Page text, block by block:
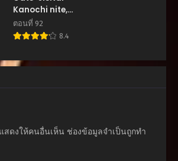
Kanochi nite,
Kaku
Tatakaeri
ตอนที่ 92
8.4
สดงให้คนอื่นเห็น ช่องข้อมูลจำเป็นถูกทำ